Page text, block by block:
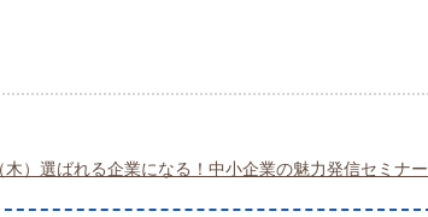
木）選ばれる企業になる！中小企業の魅力発信セミナー